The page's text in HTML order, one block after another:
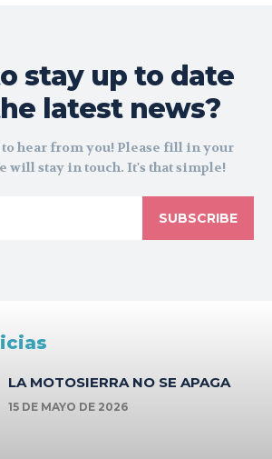
stay up to date
latest news?
hear from you! Please fill in your
will stay in touch. It's that simple!
SUBSCRIBE
LA MOTOSIERRA NO SE APAGA
15 DE MAYO DE 2026